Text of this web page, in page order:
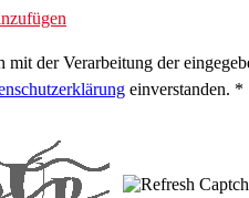
mit der Verarbeitung der
einverstanden. *